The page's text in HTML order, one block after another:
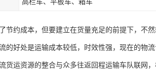
高栏车、平板车、箱车
节约成本，但要建立在货量充足的前提下，不
的好处是运输成本较低，时效性强，现在的物
货运资源的整合与众多往返回程运输车队联网